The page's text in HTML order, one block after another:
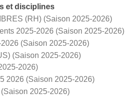
et disciplines
(RH) (Saison 2025-2026)
2025-2026 (Saison 2025-2026)
(Saison 2025-2026)
(Saison 2025-2026)
2026)
2026 (Saison 2025-2026)
2025-2026)